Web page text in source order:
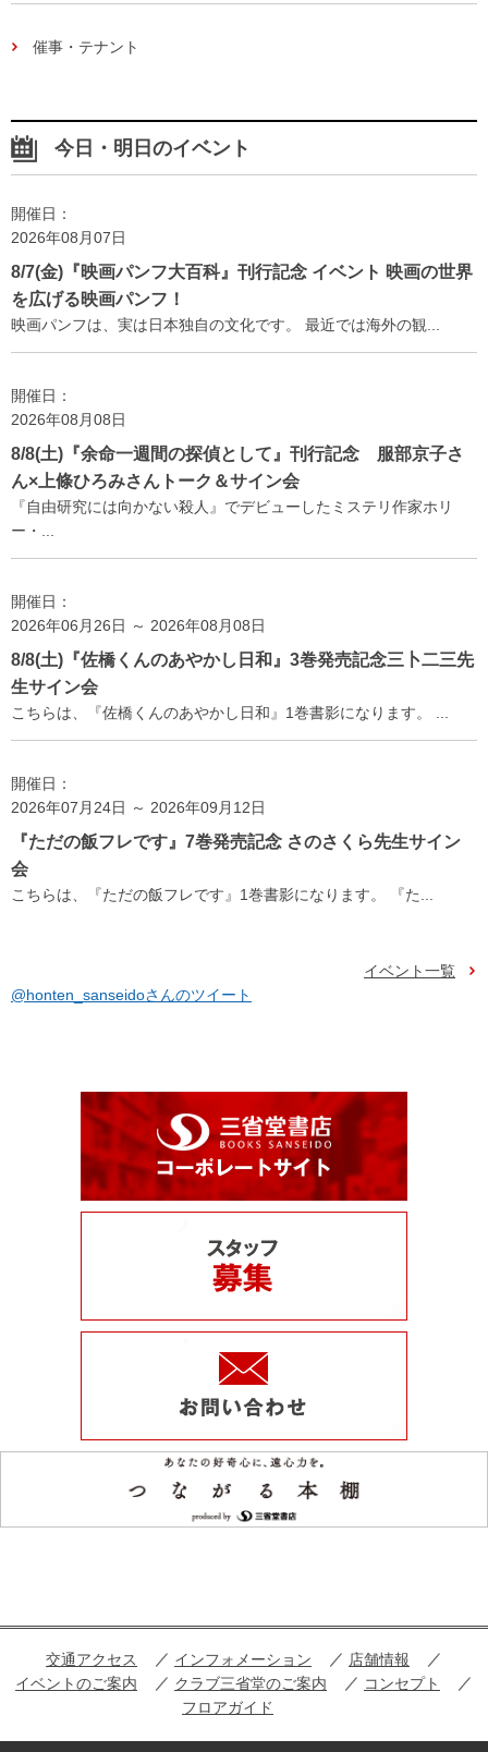
催事・テナント
今日・明日のイベント
開催日：
2026年08月07日
8/7(金)『映画パンフ大百科』刊行記念 イベント 映画の世界
を広げる映画パンフ！
映画パンフは、実は日本独自の文化です。 最近では海外の観...
開催日：
2026年08月08日
8/8(土)『余命一週間の探偵として』刊行記念 服部京子さ
ん×上條ひろみさんトーク＆サイン会
『自由研究には向かない殺人』でデビューしたミステリ作家ホリ
ー・...
開催日：
2026年06月26日 ～ 2026年08月08日
8/8(土)『佐橋くんのあやかし日和』3巻発売記念三卜二三先
生サイン会
こちらは、『佐橋くんのあやかし日和』1巻書影になります。 ...
開催日：
2026年07月24日 ～ 2026年09月12日
『ただの飯フレです』7巻発売記念 さのさくら先生サイン
会
こちらは、『ただの飯フレです』1巻書影になります。 『た...
イベント一覧
@honten_sanseidoさんのツイート
交通アクセス インフォメーション
店舗情報
イベントのご案内
クラブ三省堂のご案内
コンセプト
フロアガイド